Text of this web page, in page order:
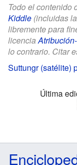
Todo el contenido
Kiddle (incluidas
libremente para
licencia
lo contrario. Citar
Suttungr (satélite)
Última